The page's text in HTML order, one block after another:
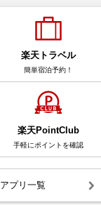
楽天トラベル
簡単宿泊予約！
楽天PointClub
手軽にポイントを確認
アプリ一覧